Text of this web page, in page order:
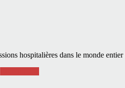
hospitalières dans le monde entier